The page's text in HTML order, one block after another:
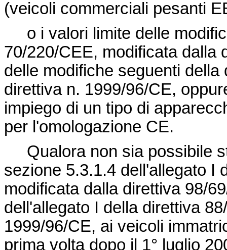
(veicoli commerciali pesanti
o i valori limite delle
70/220/CEE, modificata dalla
delle modifiche seguenti
direttiva n. 1999/96/CE,
impiego di un tipo di
per l'omologazione CE.
Qualora non sia possibile
sezione 5.3.1.4 dell'allegato I
modificata dalla direttiva 98/
dell'allegato I della direttiva
1999/96/CE, ai veicoli
prima volta dopo il 1° luglio